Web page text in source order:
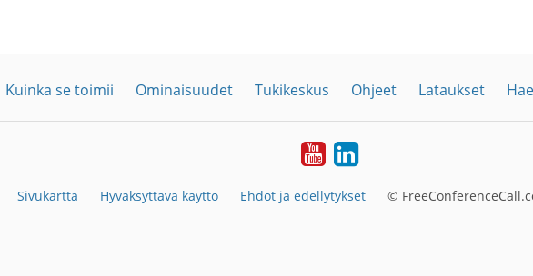
Kuinka se toimii Ominaisuudet Tukikeskus Ohjeet Lataukset
YouTubeLinkedIn
Sivukartta Hyväksyttävä käyttö Ehdot ja edellytykset ©